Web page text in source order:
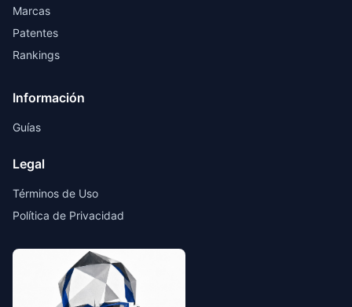
Marcas
Patentes
Rankings
Información
Guías
Legal
Términos de Uso
Política de Privacidad